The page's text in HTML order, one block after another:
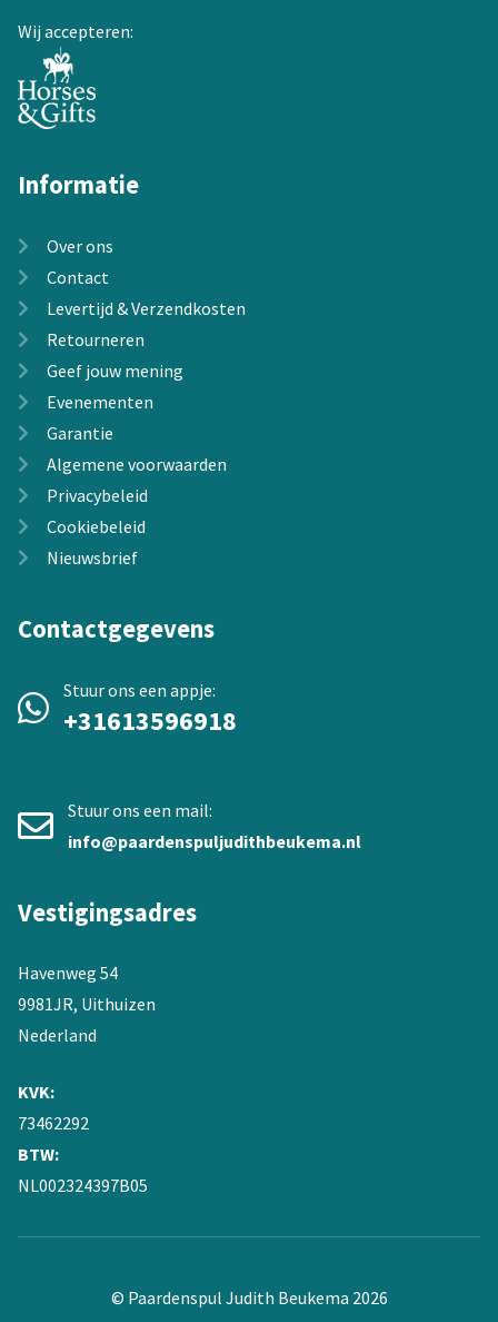
Wij accepteren:
Informatie
Over ons
Contact
Levertijd & Verzendkosten
Retourneren
Geef jouw mening
Evenementen
Garantie
Algemene voorwaarden
Privacybeleid
Cookiebeleid
Nieuwsbrief
Contactgegevens
Stuur ons een appje:
+31613596918
Stuur ons een mail:
info@paardenspuljudithbeukema.nl
Vestigingsadres
Havenweg 54
9981JR, Uithuizen
Nederland
KVK:
73462292
BTW:
NL002324397B05
© Paardenspul Judith Beukema 2026